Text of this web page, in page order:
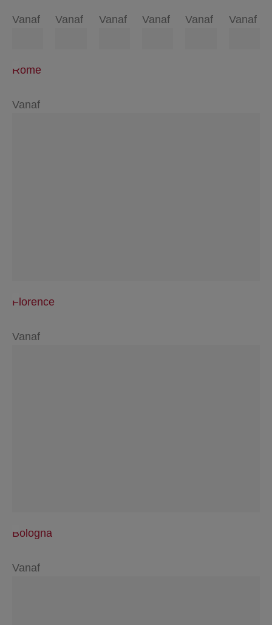
Vanaf Vanaf Vanaf Vanaf Vanaf Vanaf
Rome
Vanaf
Florence
Vanaf
Bologna
Vanaf